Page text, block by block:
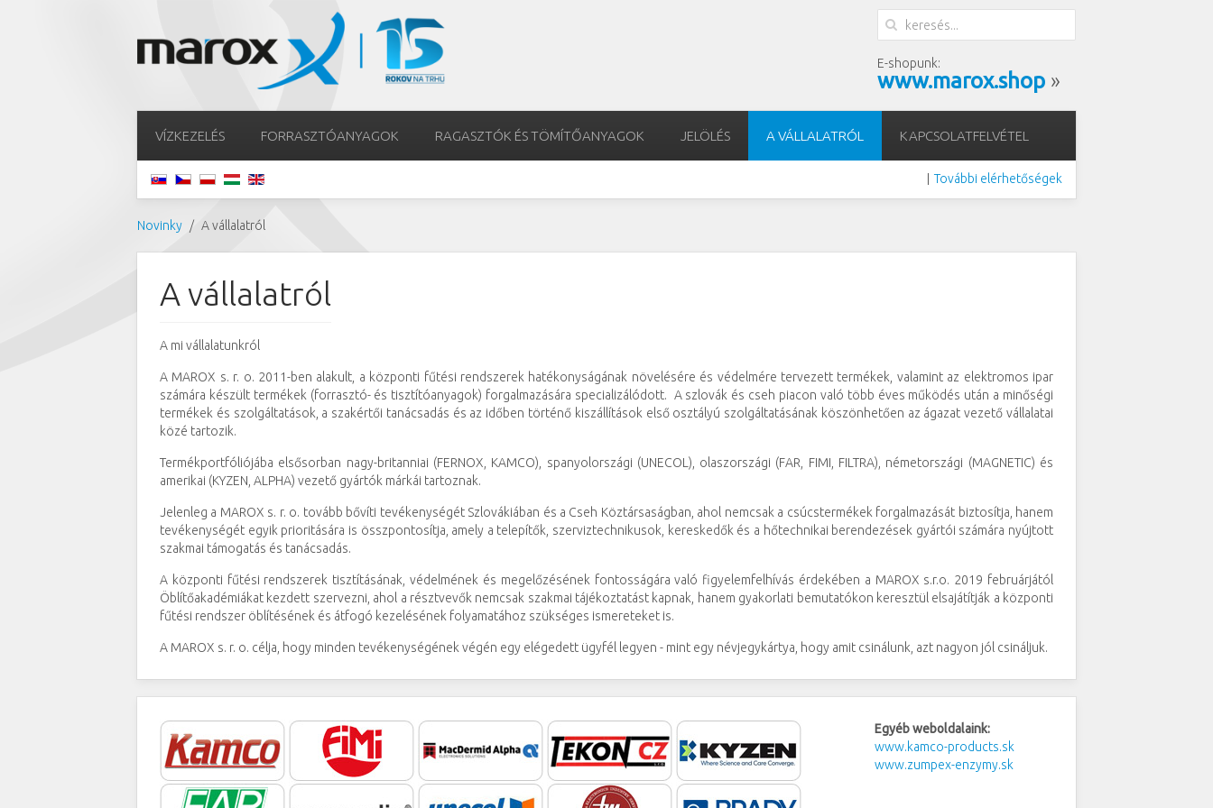
E-shopunk:
www.marox.shop »
VÍZKEZELÉS FORRASZTÓANYAGOK RAGASZTÓK ÉS TÖMÍTŐANYAGOK JELÖLÉS A VÁLLALATRÓL KAPCSOLATFELVÉTEL
További elérhetőségek
Novinky A vállalatról
A vállalatról
A mi vállalatunkról
A MAROX s. r. o. 2011-ben alakult, a központi fűtési rendszerek hatékonyságának növelésére és védelmére tervezett termékek, valamint az elektromos ipar
számára készült termékek (forrasztó- és tisztítóanyagok) forgalmazására specializálódott. A szlovák és cseh piacon való több éves működés után a minőségi
termékek és szolgáltatások, a szakértői tanácsadás és az időben történő kiszállítások első osztályú szolgáltatásának köszönhetően az ágazat vezető vállalatai
közé tartozik.
Termékportfóliójába elsősorban nagy-britanniai (FERNOX, KAMCO), spanyolországi (UNECOL), olaszországi (FAR, FIMI, FILTRA), németországi (MAGNETIC) és
amerikai (KYZEN, ALPHA) vezető gyártók márkái tartoznak.
Jelenleg a MAROX s. r. o. tovább bővíti tevékenységét Szlovákiában és a Cseh Köztársaságban, ahol nemcsak a csúcstermékek forgalmazását biztosítja, hanem
tevékenységét egyik prioritására is összpontosítja, amely a telepítők, szerviztechnikusok, kereskedők és a hőtechnikai berendezések gyártói számára nyújtott
szakmai támogatás és tanácsadás.
A központi fűtési rendszerek tisztításának, védelmének és megelőzésének fontosságára való figyelemfelhívás érdekében a MAROX s.r.o. 2019 februárjától
Öblítőakadémiákat kezdett szervezni, ahol a résztvevők nemcsak szakmai tájékoztatást kapnak, hanem gyakorlati bemutatókon keresztül elsajátítják a központi
fűtési rendszer öblítésének és átfogó kezelésének folyamatához szükséges ismereteket is.
A MAROX s. r. o. célja, hogy minden tevékenységének végén egy elégedett ügyfél legyen - mint egy névjegykártya, hogy amit csinálunk, azt nagyon jól csináljuk.
Egyéb weboldalaink:
www.kamco-products.sk
www.zumpex-enzymy.sk